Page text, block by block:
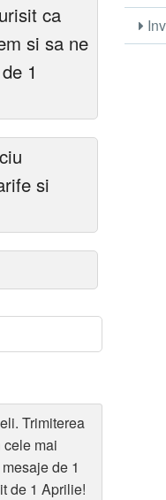
ca
si sa ne
1
si
Trimiterea
mai
de 1
de 1 Aprilie!